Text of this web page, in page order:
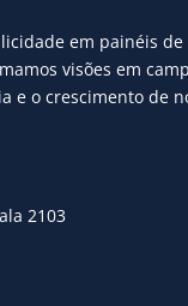
em painéis
visões em
e o crescimento de
2103